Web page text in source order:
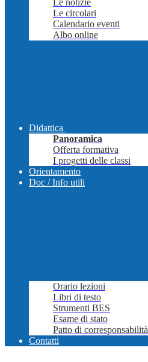
Le notizie
Le circolari
Calendario eventi
Albo online
Didattica
Panoramica
Offerta formativa
I progetti delle classi
Orientamento
Doc / Info utili
Orario lezioni
Libri di testo
Strumenti BES
Esame di stato
Patto di corresponsabilità
Contatti